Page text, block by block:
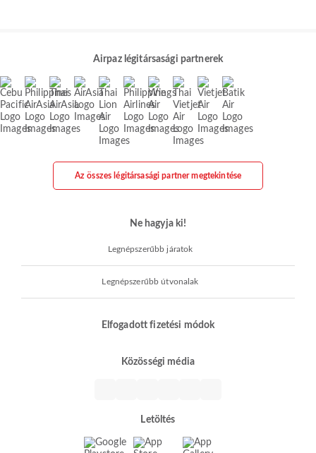
Airpaz légitársasági partnerek
Az összes légitársasági partner megtekintése
Ne hagyja ki!
Legnépszerűbb járatok
Legnépszerűbb útvonalak
Elfogadott fizetési módok
Közösségi média
Letöltés